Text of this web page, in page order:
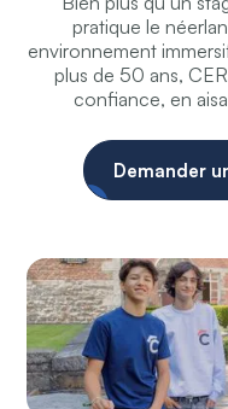
pratique le
environnement
plus de 50 ans,
confiance, en
Demander